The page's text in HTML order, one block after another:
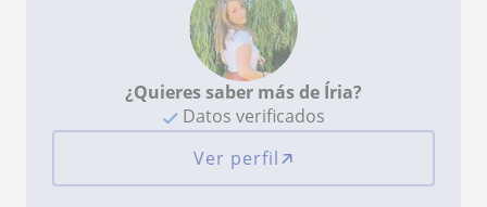
¿Quieres saber más de Íria?
Datos verificados
Ver perfil